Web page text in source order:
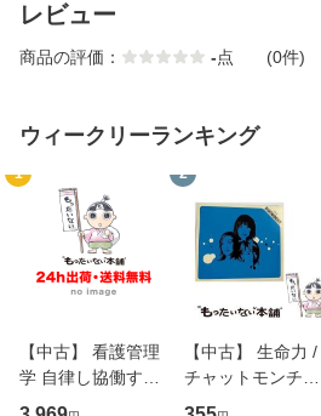
レビュー
商品の評価： -点 (0件)
ウィークリーランキング
1
【中古】 看護管理
学 自律し協働する
専門職の看護マネ
2
【中古】 生命力 /
チャットモンチー /
キューンレコード